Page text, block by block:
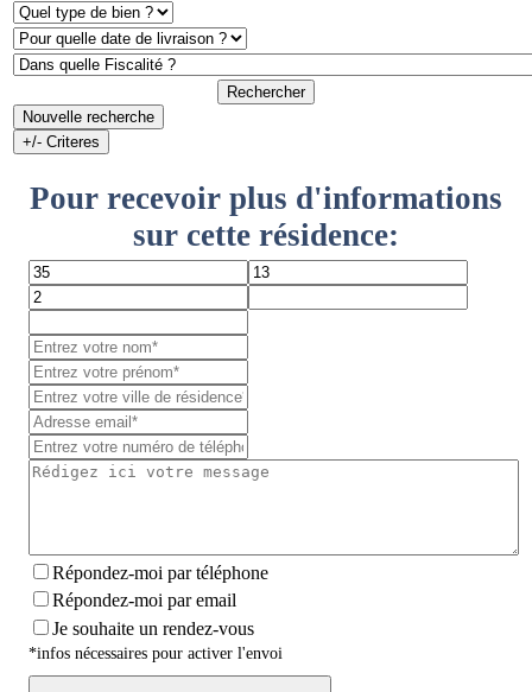
Rechercher
Nouvelle recherche
+/- Criteres
Pour recevoir plus d'informations
sur cette résidence:
Répondez-moi par téléphone
Répondez-moi par email
Je souhaite un rendez-vous
*infos nécessaires pour activer l'envoi